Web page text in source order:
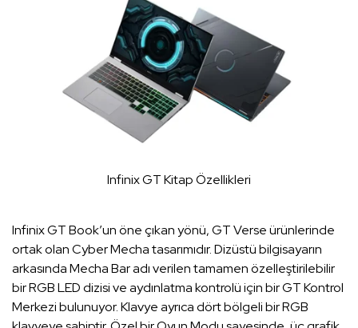
Infinix GT Kitap Özellikleri
Infinix GT Book’un öne çıkan yönü, GT Verse ürünlerinde
ortak olan Cyber Mecha tasarımıdır. Dizüstü bilgisayarın
arkasında Mecha Bar adı verilen tamamen özelleştirilebilir
bir RGB LED dizisi ve aydınlatma kontrolü için bir GT Kontrol
Merkezi bulunuyor. Klavye ayrıca dört bölgeli bir RGB